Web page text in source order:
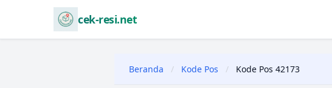
cek-resi.net
Beranda / Kode Pos / Kode Pos 42173